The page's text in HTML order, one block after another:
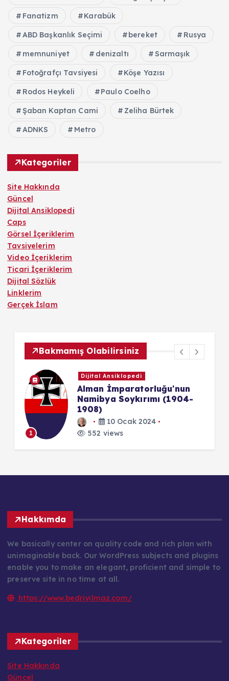
Fanatizm Karabük
ABD Başkanlık Seçimi bereket Rusya
memnuniyet denizaltı Sarmaşık
Fotoğrafçı Tavsiyesi Köşe Yazısı
Rodos Heykeli Paulo Coelho
Şaban Kaptan Cami Zeliha Bürtek
ADNKS Metro
Kategoriler
Site Hakkında
Güncel
Dijital Ansiklopedi
Caps
Görsel İçeriklerim
Tavsiyelerim
Video İçeriklerim
Ticari İçeriklerim
Dijital Sözlük
Linklerim
Gerçek İslam
Bakmamış Olabilirsiniz
1
Dijital Ansiklopedi
Alman İmparatorluğu'nun
Namibya Soykırımı (1904-
1908)
10 Ocak 2024
552 views
Hakkımda
We basically center on quality code and rich plan with
unimaginable back. Our WordPress subjects and plugins
enable you to make an elegant, proficient and simple to
preserve site in no time at all.
https://www.bedriyilmaz.com/
Kategoriler
Site Hakkında
Güncel